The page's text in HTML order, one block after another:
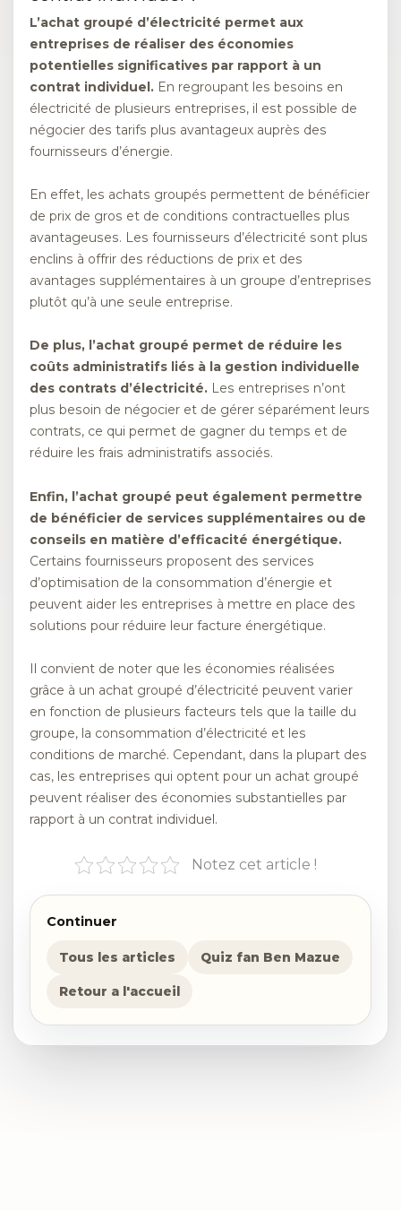
L’achat groupé d’électricité permet aux
entreprises de réaliser des économies
potentielles significatives par rapport à un
contrat individuel. En regroupant les besoins en
électricité de plusieurs entreprises, il est possible de
négocier des tarifs plus avantageux auprès des
fournisseurs d’énergie.
En effet, les achats groupés permettent de bénéficier
de prix de gros et de conditions contractuelles plus
avantageuses. Les fournisseurs d’électricité sont plus
enclins à offrir des réductions de prix et des
avantages supplémentaires à un groupe d’entreprises
plutôt qu’à une seule entreprise.
De plus, l’achat groupé permet de réduire les
coûts administratifs liés à la gestion individuelle
des contrats d’électricité. Les entreprises n’ont
plus besoin de négocier et de gérer séparément leurs
contrats, ce qui permet de gagner du temps et de
réduire les frais administratifs associés.
Enfin, l’achat groupé peut également permettre
de bénéficier de services supplémentaires ou de
conseils en matière d’efficacité énergétique.
Certains fournisseurs proposent des services
d’optimisation de la consommation d’énergie et
peuvent aider les entreprises à mettre en place des
solutions pour réduire leur facture énergétique.
Il convient de noter que les économies réalisées
grâce à un achat groupé d’électricité peuvent varier
en fonction de plusieurs facteurs tels que la taille du
groupe, la consommation d’électricité et les
conditions de marché. Cependant, dans la plupart des
cas, les entreprises qui optent pour un achat groupé
peuvent réaliser des économies substantielles par
rapport à un contrat individuel.
Notez cet article !
Continuer
Tous les articles Quiz fan Ben Mazue
Retour a l'accueil